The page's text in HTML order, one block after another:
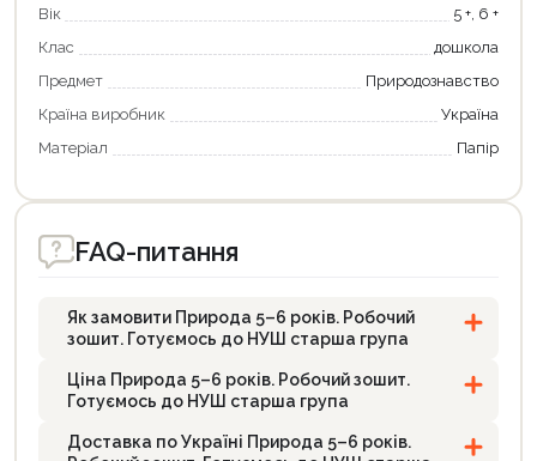
Вік
5 +, 6 +
Клас
дошкола
Предмет
Природознавство
Країна виробник
Україна
Матеріал
Папір
FAQ-питання
Як замовити Природа 5–6 років. Робочий
зошит. Готуємось до НУШ старша група
Ціна Природа 5–6 років. Робочий зошит.
Готуємось до НУШ старша група
Доставка по Україні Природа 5–6 років.
Оформити замовлення